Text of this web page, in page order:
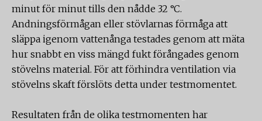
minut för minut tills den nådde 32 °C.
Andningsförmågan eller stövlarnas förmåga att
släppa igenom vattenånga testades genom att mäta
hur snabbt en viss mängd fukt förångades genom
stövelns material. För att förhindra ventilation via
stövelns skaft förslöts detta under testmomentet.
Resultaten från de olika testmomenten har